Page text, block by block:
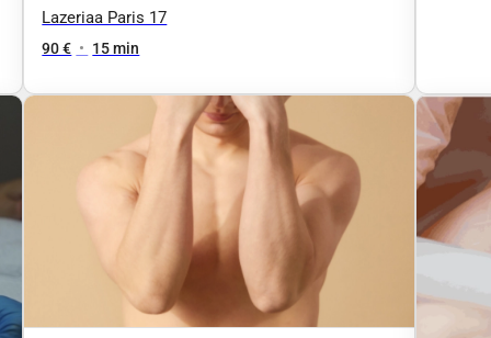
entier
Lazeriaa Paris 17
90 € • 15 min